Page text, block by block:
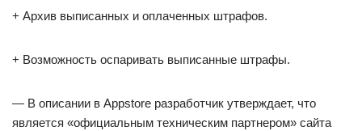
+ Архив выписанных и оплаченных штрафов.
+ Возможность оспаривать выписанные штрафы.
— В описании в Appstore разработчик утверждает, что
является «официальным техническим партнером» сайта